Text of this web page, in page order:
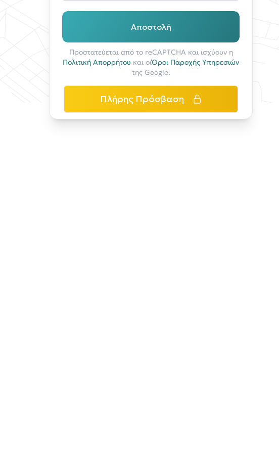
Αποστολή
Προστατεύεται από το reCAPTCHA και ισχύουν η
Πολιτική Απορρήτου και οιΌροι Παροχής Υπηρεσιών
της Google.
Πλήρης Πρόσβαση